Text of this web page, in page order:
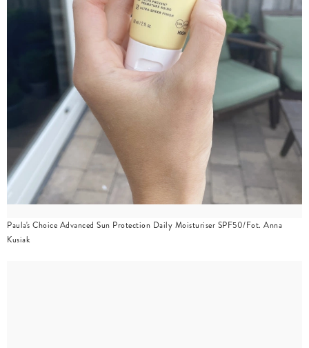
Paula's Choice Advanced Sun Protection Daily Moisturiser SPF50/Fot. Anna
Kusiak